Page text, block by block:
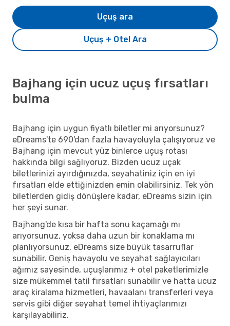
Uçuş + Otel Ara
Uçuş ara
Bajhang için ucuz uçuş fırsatları
bulma
Bajhang için uygun fiyatlı biletler mi arıyorsunuz?
eDreams'te 690'dan fazla havayoluyla çalışıyoruz ve
Bajhang için mevcut yüz binlerce uçuş rotası
hakkında bilgi sağlıyoruz. Bizden ucuz uçak
biletlerinizi ayırdığınızda, seyahatiniz için en iyi
fırsatları elde ettiğinizden emin olabilirsiniz. Tek yön
biletlerden gidiş dönüşlere kadar, eDreams sizin için
her şeyi sunar.
Bajhang'de kısa bir hafta sonu kaçamağı mı
arıyorsunuz, yoksa daha uzun bir konaklama mı
planlıyorsunuz, eDreams size büyük tasarruflar
sunabilir. Geniş havayolu ve seyahat sağlayıcıları
ağımız sayesinde, uçuşlarımız + otel paketlerimizle
size mükemmel tatil fırsatları sunabilir ve hatta ucuz
araç kiralama hizmetleri, havaalanı transferleri veya
servis gibi diğer seyahat temel ihtiyaçlarımızı
karşılayabiliriz.